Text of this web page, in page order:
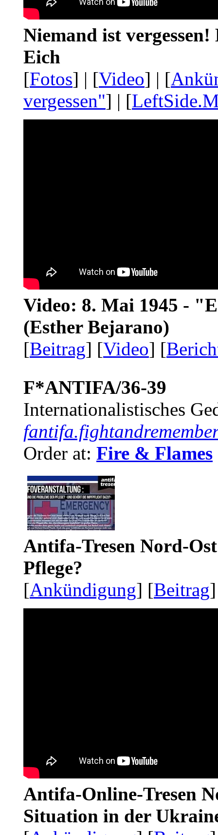
Niemand ist
Eich
[Fotos] | [Video] | [
vergessen"] | [
Video: 8. Mai 1945 -
(Esther Bejarano)
[Beitrag] [Video] [
F*ANTIFA/36-39
Internationalistisches
Order at: Fire & Flames
Antifa-Tresen Nord-
Pflege?
[Ankündigung] [Beitrag
Antifa-Online-Tresen
Situation in der